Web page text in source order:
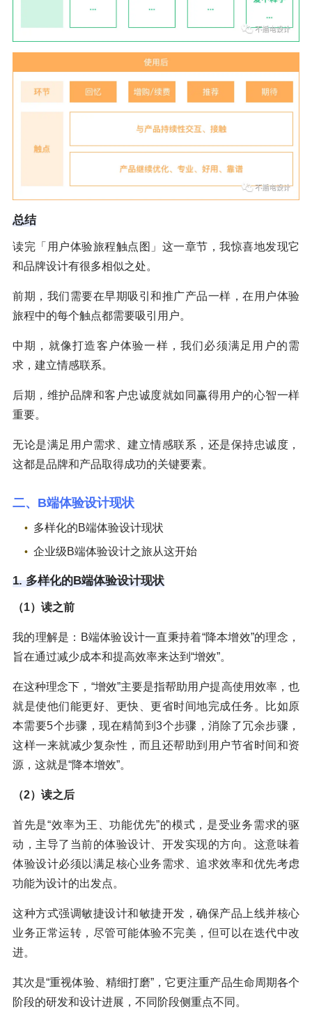
总结
读完「用户体验旅程触点图」这一章节，我惊喜地发现它
和品牌设计有很多相似之处。
前期，我们需要在早期吸引和推广产品一样，在用户体验
旅程中的每个触点都需要吸引用户。
中期，就像打造客户体验一样，我们必须满足用户的需
求，建立情感联系。
后期，维护品牌和客户忠诚度就如同赢得用户的心智一样
重要。
无论是满足用户需求、建立情感联系，还是保持忠诚度，
这都是品牌和产品取得成功的关键要素。
二、B端体验设计现状
多样化的B端体验设计现状
企业级B端体验设计之旅从这开始
1. 多样化的B端体验设计现状
（1）读之前
我的理解是：B端体验设计一直秉持着“降本增效”的理念，
旨在通过减少成本和提高效率来达到“增效”。
在这种理念下，“增效”主要是指帮助用户提高使用效率，也
就是使他们能更好、更快、更省时间地完成任务。比如原
本需要5个步骤，现在精简到3个步骤，消除了冗余步骤，
这样一来就减少复杂性，而且还帮助到用户节省时间和资
源，这就是“降本增效”。
（2）读之后
首先是“效率为王、功能优先”的模式，是受业务需求的驱
动，主导了当前的体验设计、开发实现的方向。这意味着
体验设计必须以满足核心业务需求、追求效率和优先考虑
功能为设计的出发点。
这种方式强调敏捷设计和敏捷开发，确保产品上线并核心
业务正常运转，尽管可能体验不完美，但可以在迭代中改
进。
其次是“重视体验、精细打磨”，它更注重产品生命周期各个
阶段的研发和设计进展，不同阶段侧重点不同。